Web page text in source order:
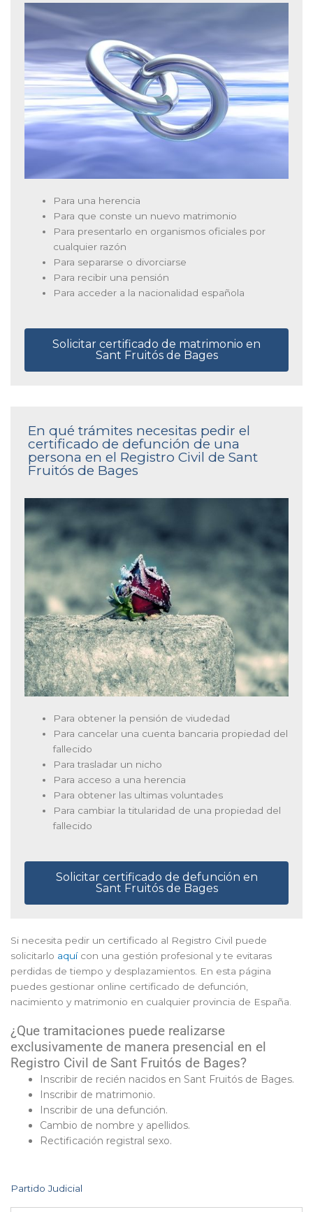
Para una herencia
Para que conste un nuevo matrimonio
Para presentarlo en organismos oficiales por
cualquier razón
Para separarse o divorciarse
Para recibir una pensión
Para acceder a la nacionalidad española
Solicitar certificado de matrimonio en
Sant Fruitós de Bages
En qué trámites necesitas pedir el
certificado de defunción de una
persona en el Registro Civil de Sant
Fruitós de Bages
Para obtener la pensión de viudedad
Para cancelar una cuenta bancaria propiedad del
fallecido
Para trasladar un nicho
Para acceso a una herencia
Para obtener las ultimas voluntades
Para cambiar la titularidad de una propiedad del
fallecido
Solicitar certificado de defunción en
Sant Fruitós de Bages
Si necesita pedir un certificado al Registro Civil puede
solicitarlo aquícon una gestión profesional y te evitaras
perdidas de tiempo y desplazamientos. En esta página
puedes gestionar online certificado de defunción,
nacimiento y matrimonio en cualquier provincia de España.
¿Que tramitaciones puede realizarse
exclusivamente de manera presencial en el
Registro Civil de Sant Fruitós de Bages?
Inscribir de recién nacidos en Sant Fruitós de Bages.
Inscribir de matrimonio.
Inscribir de una defunción.
Cambio de nombre y apellidos.
Rectificación registral sexo.
Partido Judicial